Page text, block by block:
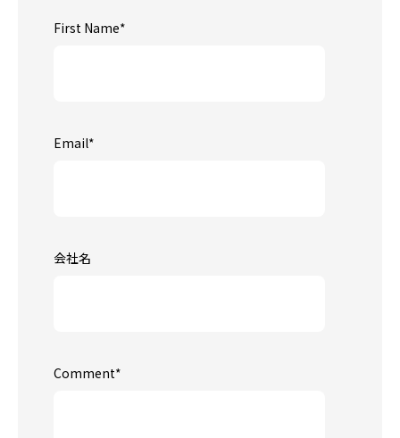
First Name*
Email*
会社名
Comment*